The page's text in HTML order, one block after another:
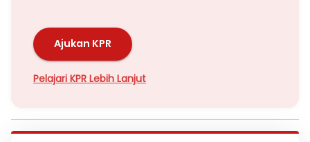
Ajukan KPR
Pelajari KPR Lebih Lanjut